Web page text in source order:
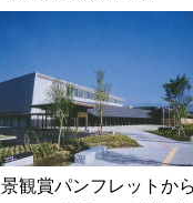
観賞パンフレットか